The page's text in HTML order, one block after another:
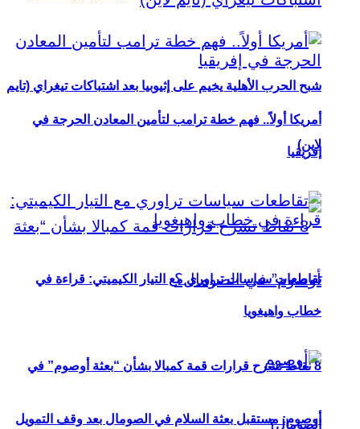
شبح الحرب الأهلية يخيم على إثيوبيا بعد اشتباكات تيغراي (تايم
لاين)
8 نقاط تشرح قرارات قمة كمبالا بشأن “بعثة أوصوم” في
الصومال؟
أمريكا أولاً.. فهم خطة ترامب لتأمين المعادن الحرجة في
إفريقيا
تقاطعات سياسات تراوري مع التيار الكيميتي: قراءة في
خطاب واهيغويا
أوصوم: مستقبل بعثة السلام في الصومال بعد وقف التمويل